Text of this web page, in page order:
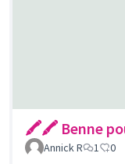
🖍🖍 Benne
Annick R 1 0